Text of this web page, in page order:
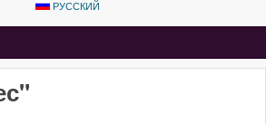
РУССКИЙ
for Andrey Platonov